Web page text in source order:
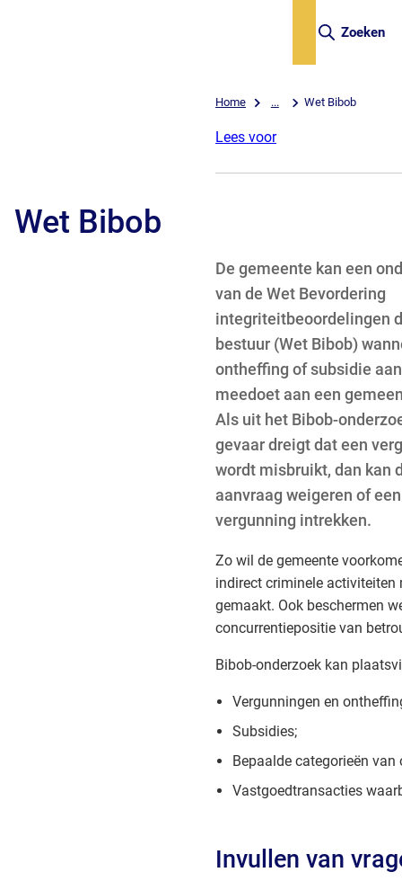
Zoeken
Home ... Wet Bibob
Lees voor
Wet Bibob
De gemeente kan een
van de Wet Bevordering
integriteitbeoordelingen
bestuur (Wet Bibob)
ontheffing of subsidie
meedoet aan een
Als uit het Bibob-
gevaar dreigt dat een
wordt misbruikt, dan kan
aanvraag weigeren of
vergunning intrekken.
Zo wil de gemeente
indirect criminele activiteiten
gemaakt. Ook beschermen
concurrentiepositie van
Bibob-onderzoek kan
Vergunningen en
Subsidies;
Bepaalde categorieën
Vastgoedtransacties
Invullen van